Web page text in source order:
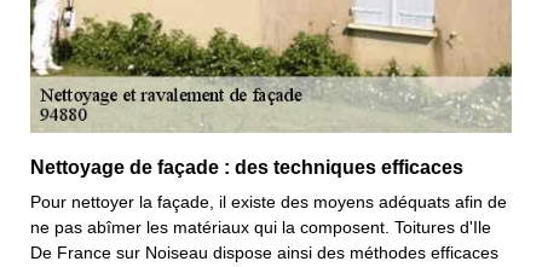
Nettoyage de façade : des techniques efficaces
Pour nettoyer la façade, il existe des moyens adéquats afin de
ne pas abîmer les matériaux qui la composent. Toitures d'Ile
De France sur Noiseau dispose ainsi des méthodes efficaces